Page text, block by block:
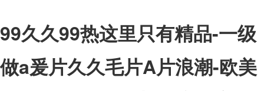
99久久99热这里只有精品-一级
做a爰片久久毛片A片浪潮-欧美